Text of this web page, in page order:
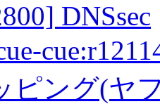
DNSsec
ピング(ヤ